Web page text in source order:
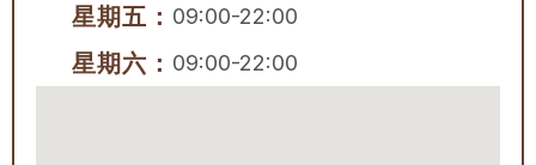
星期五： 09:00-22:00
星期六： 09:00-22:00